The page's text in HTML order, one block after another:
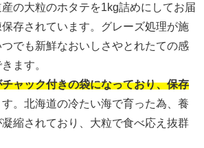
の大粒のホタテを1kg詰めにしてお届
存されています。グレーズ処理が施
でも新鮮なおいしさやとれたての感
ます。
ャック付きの袋になっており、保存
。北海道の冷たい海で育った為、養
縮されており、大粒で食べ応え抜群